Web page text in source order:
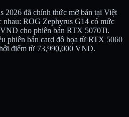
2026 đã chính thức mở bán tại Việt
nhau: ROG Zephyrus G14 có mức
cho phiên bản RTX 5070Ti.
phiên bản card đồ họa từ RTX 5060
điểm từ 73,990,000 VND.